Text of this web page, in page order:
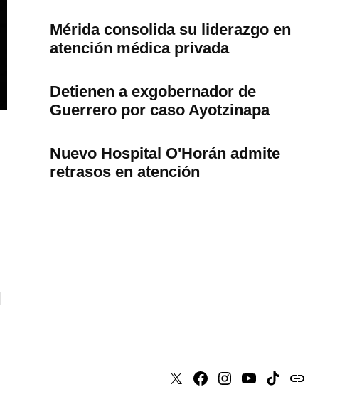
Mérida consolida su liderazgo en
atención médica privada
Detienen a exgobernador de
Guerrero por caso Ayotzinapa
Nuevo Hospital O'Horán admite
retrasos en atención
X Faceboook
Instagram
Youtube
Tiktokissuu